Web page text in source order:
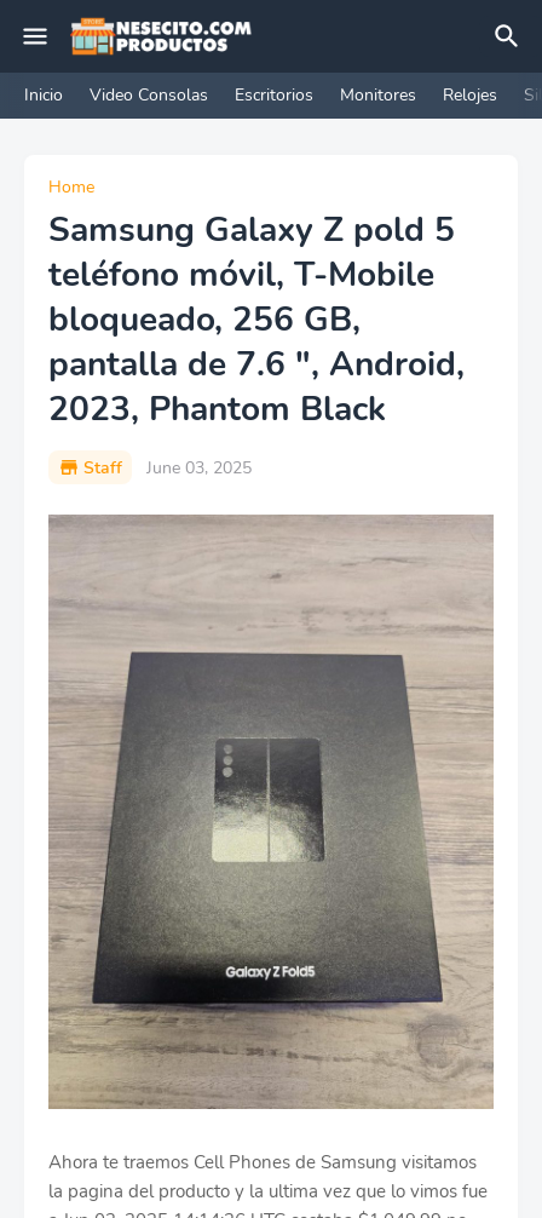
Inicio Video Consolas Escritorios Monitores Relojes
Home
Samsung Galaxy Z pold 5
teléfono móvil, T-Mobile
bloqueado, 256 GB,
pantalla de 7.6 ", Android,
2023, Phantom Black
Staff June 03, 2025
Ahora te traemos Cell Phones de Samsung visitamos
la pagina del producto y la ultima vez que lo vimos fue